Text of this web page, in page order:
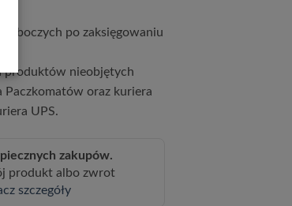
roboczych po zaksięgowaniu
produktów nieobjętych
Paczkomatów oraz kuriera
UPS.
zakupów.
produkt albo zwrot
szczegóły